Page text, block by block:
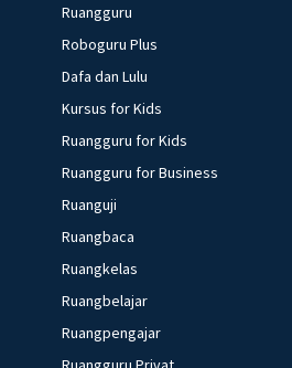
Ruangguru
Roboguru Plus
Dafa dan Lulu
Kursus for Kids
Ruangguru for Kids
Ruangguru for Business
Ruanguji
Ruangbaca
Ruangkelas
Ruangbelajar
Ruangpengajar